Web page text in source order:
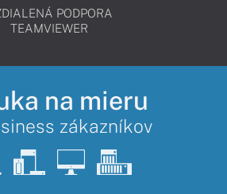
PODPORA
TEAMVIEWER
na mieru
zákazníkov